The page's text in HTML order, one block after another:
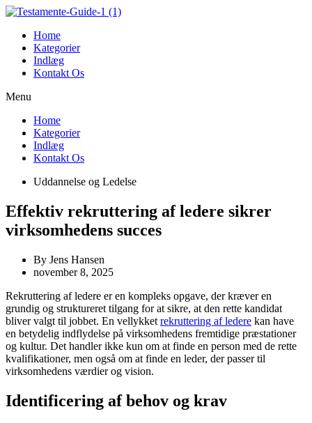
Videre
indholdHome
Kategorier
Indlæg
Kontakt Os
Menu
Home
Kategorier
Indlæg
Kontakt Os
Uddannelse og Ledelse
Effektiv rekruttering af ledere sikrer
virksomhedens succes
By Jens Hansen
november 8, 2025
Rekruttering af ledere er en kompleks opgave, der kræver en
grundig og struktureret tilgang for at sikre, at den rette kandidat
bliver valgt til jobbet. En vellykket rekruttering af ledere kan have
en betydelig indflydelse på virksomhedens fremtidige præstationer
og kultur. Det handler ikke kun om at finde en person med de rette
kvalifikationer, men også om at finde en leder, der passer til
virksomhedens værdier og vision.
Identificering af behov og krav